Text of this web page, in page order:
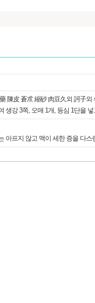
陳皮 蒼朮 縮砂 肉豆久외 訶子
생강 3쪽, 오매 1개, 등심 1단을
아프지 않고 맥이 세한 증을 다스